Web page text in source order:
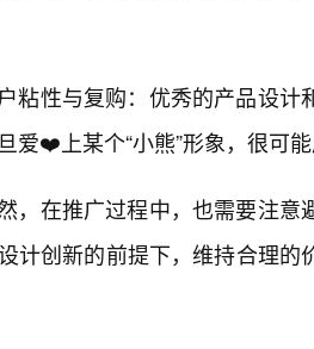
粘性与复购：优秀的产品设
爱❤️上某个“小熊”形象，很可
，在推广过程中，也需要注
计创新的前提下，维持合理